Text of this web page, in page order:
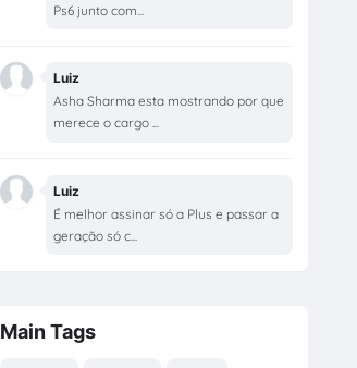
Ps6 junto com...
Luiz
Asha Sharma esta mostrando por que
merece o cargo ...
Luiz
É melhor assinar só a Plus e passar a
geração só c...
Main Tags